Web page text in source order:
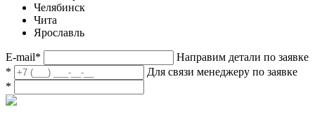
Челябинск
Чита
Ярославль
E-mail*
Направим детали по заявке
*
Для связи менеджеру по заявке
*